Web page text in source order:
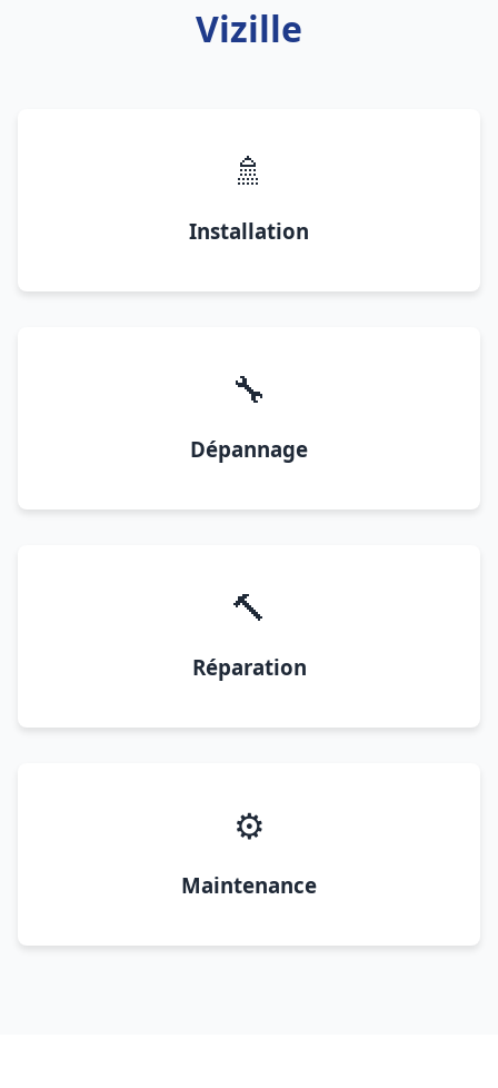
Vizille
🚿
Installation
🔧
Dépannage
🔨
Réparation
⚙️
Maintenance